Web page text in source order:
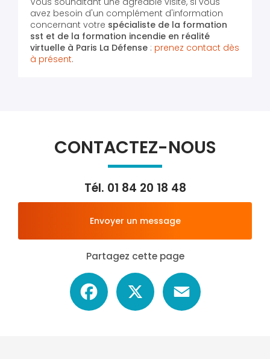
avez besoin d'un complément d'information
concernant votre spécialiste de la formation
sst et de la formation incendie en réalité
virtuelle à Paris La Défense : prenez contact dès
à présent.
CONTACTEZ-NOUS
Tél. 01 84 20 18 48
Envoyer un message
Partagez cette page
Facebook